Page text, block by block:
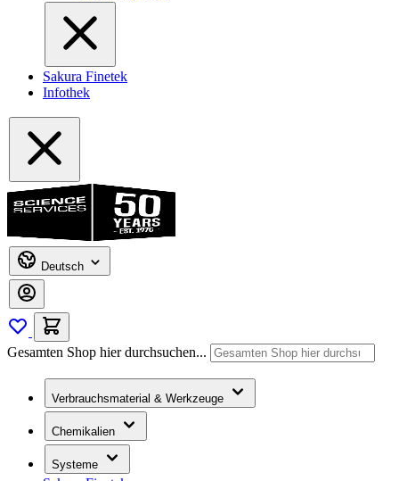
Sakura Finetek
Infothek
Deutsch
Gesamten Shop hier durchsuchen...
Verbrauchsmaterial & Werkzeuge
Chemikalien
Systeme